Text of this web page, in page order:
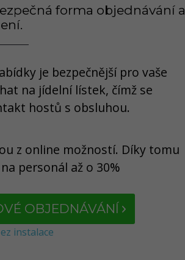
forma objednávání a
je bezpečnější pro vaše
na jídelní lístek, čímž se
hostů s obsluhou.
z online možností. Díky tomu
personál až o 30%
OBJEDNÁVÁNÍ
instalace